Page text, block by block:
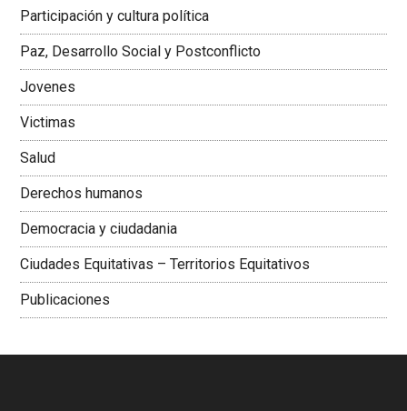
Colombiana
Participación y cultura política
Paz, Desarrollo Social y Postconflicto
Jovenes
Victimas
Salud
Derechos humanos
Democracia y ciudadania
Ciudades Equitativas – Territorios Equitativos
Publicaciones